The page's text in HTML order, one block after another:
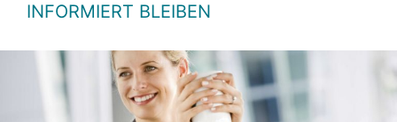
INFORMIERT BLEIBEN